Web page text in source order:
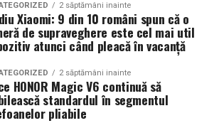
2 săptămâni inainte
Xiaomi: 9 din 10 români spun că o
de supraveghere este cel mai util
atunci când pleacă în vacanță
2 săptămâni inainte
HONOR Magic V6 continuă să
standardul în segmentul
pliabile